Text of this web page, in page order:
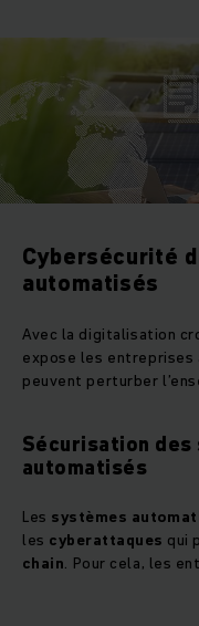
Cybersécurité
automatisés
Avec la digitalisation
expose les entreprises
peuvent perturber
Sécurisation
automatisés
Les systèmes
les cyberattaques qui
chain. Pour cela, les